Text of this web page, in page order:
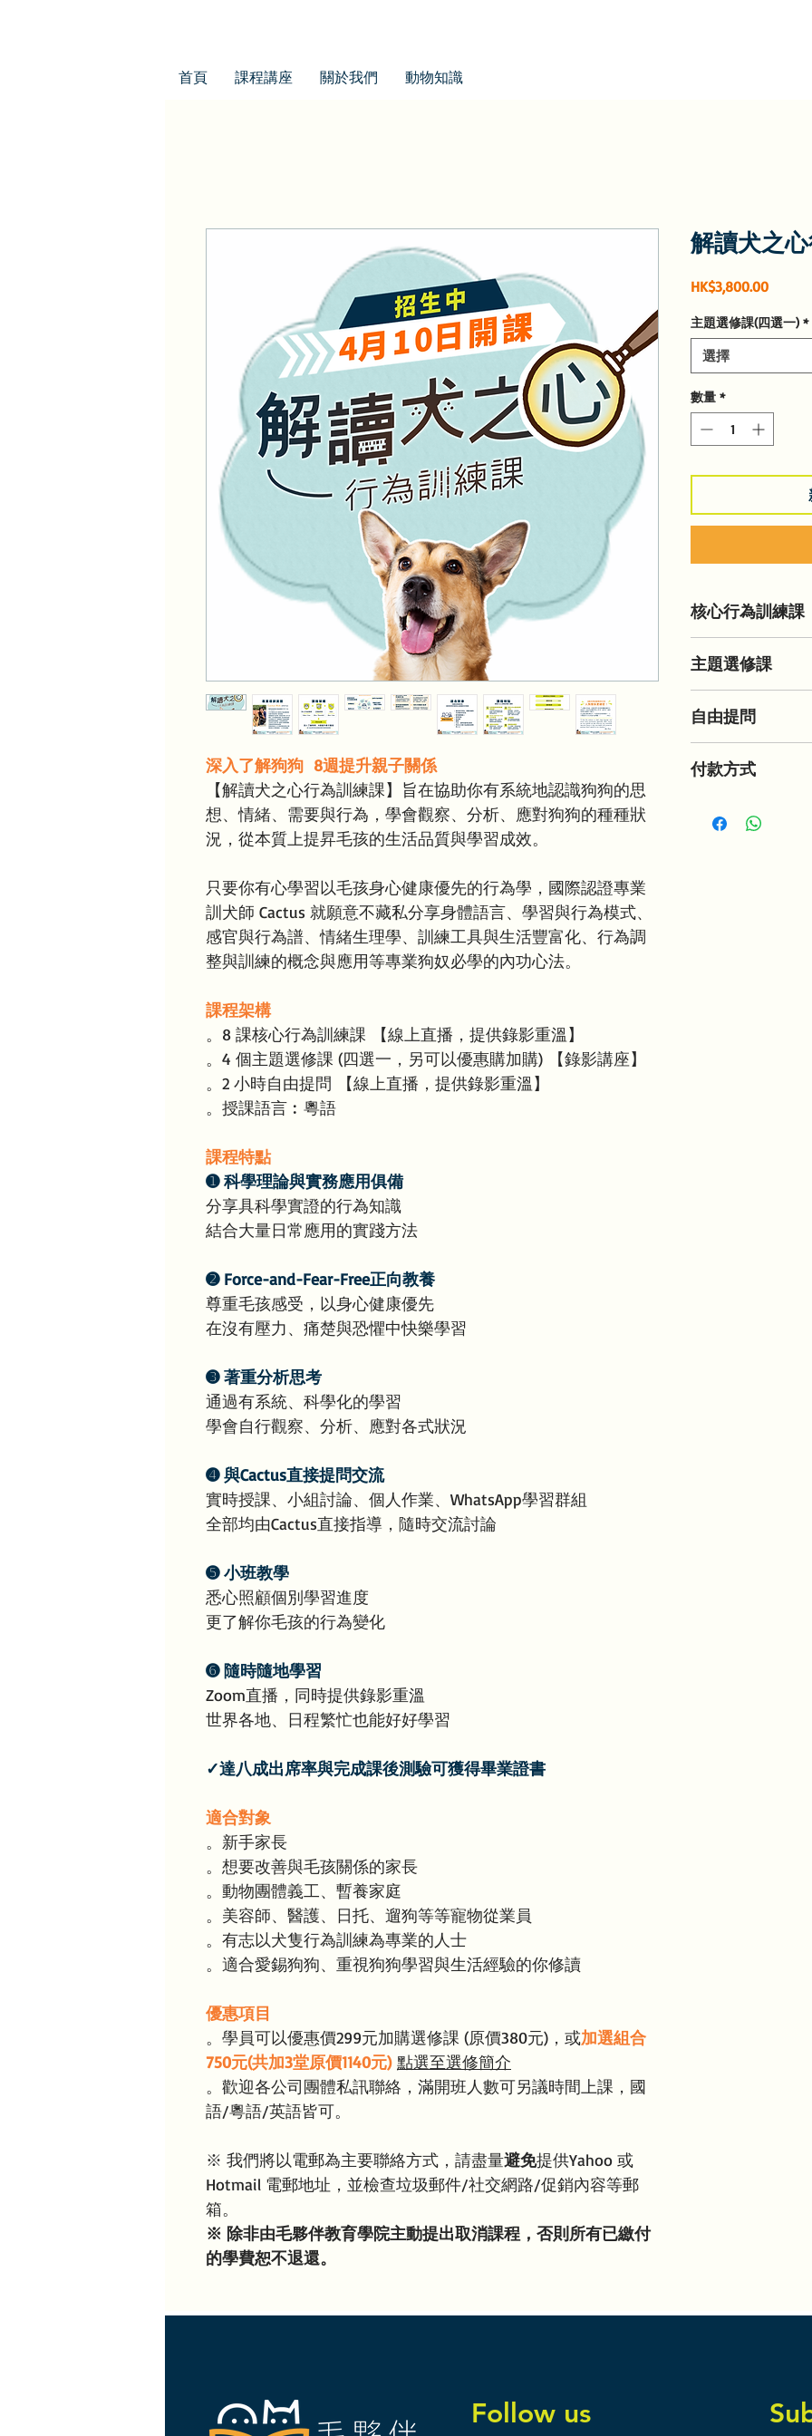
首頁 課程講座 關於我們 動物知識
深入了解狗狗 8週提升親子關係
【解讀犬之心行為訓練課】旨在協助你有系統地認識狗狗的思
想、情緒、需要與行為，學會觀察、分析、應對狗狗的種種狀
況，從本質上提昇毛孩的生活品質與學習成效。
只要你有心學習以毛孩身心健康優先的行為學，國際認證專業
訓犬師 Cactus 就願意不藏私分享身體語言、學習與行為模式、
感官與行為譜、情緒生理學、訓練工具與生活豐富化、行為調
整與訓練的概念與應用等專業狗奴必學的內功心法。
課程架構
。8 課核心行為訓練課 【線上直播，提供錄影重溫】
。4 個主題選修課 (四選一，另可以優惠購加購) 【錄影講座】
。2 小時自由提問 【線上直播，提供錄影重溫】
。授課語言︰粵語
課程特點
➊ 科學理論與實務應用俱備
分享具科學實證的行為知識
結合大量日常應用的實踐方法
➋ Force-and-Fear-Free正向教養
尊重毛孩感受，以身心健康優先
在沒有壓力、痛楚與恐懼中快樂學習
➌ 著重分析思考
通過有系統、科學化的學習
學會自行觀察、分析、應對各式狀況
➍ 與Cactus直接提問交流
實時授課、小組討論、個人作業、WhatsApp學習群組
全部均由Cactus直接指導，隨時交流討論
➎ 小班教學
悉心照顧個別學習進度
更了解你毛孩的行為變化
➏ 隨時隨地學習
Zoom直播，同時提供錄影重溫
世界各地、日程繁忙也能好好學習
✓達八成出席率與完成課後測驗可獲得畢業證書
適合對象
。新手家長
。想要改善與毛孩關係的家長
。動物團體義工、暫養家庭
。美容師、醫護、日托、遛狗等等寵物從業員
。有志以犬隻行為訓練為專業的人士
。適合愛錫狗狗、重視狗狗學習與生活經驗的你修讀
優惠項目
。學員可以優惠價299元加購選修課 (原價380元)，或加選組合
750元(共加3堂原價1140元) 點選至選修簡介
。歡迎各公司團體私訊聯絡，滿開班人數可另議時間上課，國
語/粵語/英語皆可。
※ 我們將以電郵為主要聯絡方式，請盡量避免提供Yahoo 或
Hotmail 電郵地址，並檢查垃圾郵件/社交網路/促銷內容等郵
箱。
※ 除非由毛夥伴教育學院主動提出取消課程，否則所有已繳付
的學費恕不退還。
解讀犬之
HK$3,800.00價
主題選修課(四選一) *
選擇
數量 *
核心行為訓練課
每週四 19:30-21:30
情緒生理學與壓力
狗狗的肢體語言
行為學習模式與訓
核心行為與自然需
生活豐富化與活動
主題選修課
老年犬照顧行為學
課程已包含一個選修
點選至選修課簡介及
自由提問
除了可隨時於上課期
付款方式
卡付款，即使您沒有
Follow us